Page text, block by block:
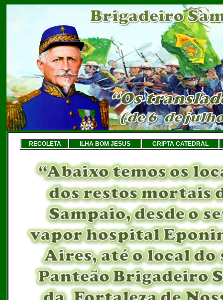
RECOLETA ILHA BOM JESUS CRIPTA CATEDRAL